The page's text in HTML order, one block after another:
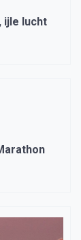
ijle lucht